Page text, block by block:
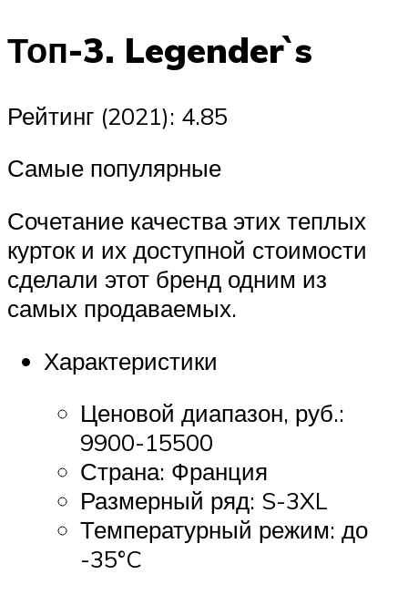
Топ-3. Legender`s
Рейтинг (2021): 4.85
Самые популярные
Сочетание качества этих теплых
курток и их доступной стоимости
сделали этот бренд одним из
самых продаваемых.
Характеристики
Ценовой диапазон, руб.:
9900-15500
Страна: Франция
Размерный ряд: S-3XL
Температурный режим: до
-35°C